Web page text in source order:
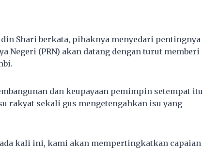
Shari berkata, pihaknya menyedari pentingnya
Negeri (PRN) akan datang dengan turut memberi
dan keupayaan pemimpin setempat itu
rakyat sekali gus mengetengahkan isu yang
kali ini, kami akan mempertingkatkan capaian